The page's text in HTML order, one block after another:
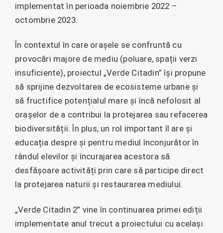
implementat în perioada noiembrie 2022 –
octombrie 2023.
În contextul în care orașele se confruntă cu
provocări majore de mediu (poluare, spații verzi
insuficiente), proiectul „Verde Citadin” își propune
să sprijine dezvoltarea de ecosisteme urbane și
să fructifice potențialul mare și încă nefolosit al
orașelor de a contribui la protejarea sau refacerea
biodiversității. În plus, un rol important îl are și
educația despre și pentru mediul înconjurător în
rândul elevilor și încurajarea acestora să
desfășoare activități prin care să participe direct
la protejarea naturii și restaurarea mediului.
„Verde Citadin 2” vine în continuarea primei ediții
implementate anul trecut a proiectului cu același